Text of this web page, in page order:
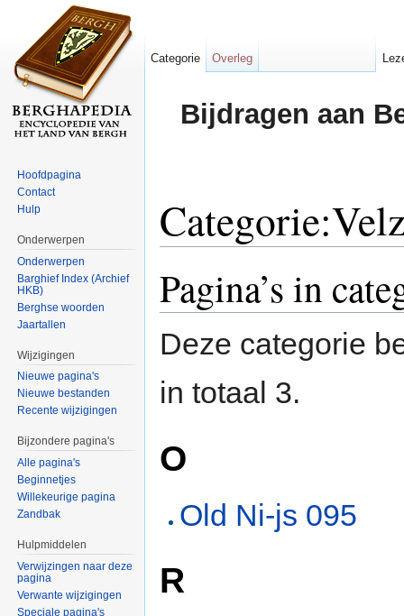
Bijdragen aan
Pagina’s in
Deze categorie
in totaal 3.
O
Old Ni-js 095
R
Categorie Overleg
Hoofdpagina
Contact
Hulp
Onderwerpen
Onderwerpen
Barghief Index (Archief
HKB)
Berghse woorden
Jaartallen
Wijzigingen
Nieuwe pagina's
Nieuwe bestanden
Recente wijzigingen
Bijzondere pagina's
Alle pagina's
Beginnetjes
Willekeurige pagina
Zandbak
Hulpmiddelen
Verwijzingen naar deze
pagina
Verwante wijzigingen
Speciale pagina's